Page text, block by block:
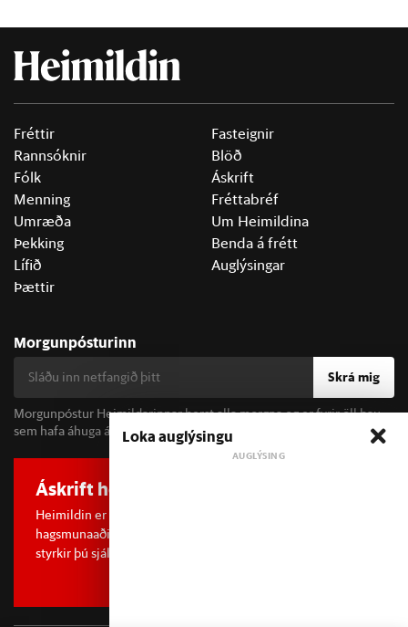
Fréttir
Rannsóknir
Fólk
Menning
Umræða
Þekking
Lífið
Þættir
Fasteignir
Blöð
Áskrift
Fréttabréf
Um Heimildina
Benda á frétt
Auglýsingar
Morgunpósturinn
Skrá mig
Morgunpóstur Heimildarinnar berst alla morgna og er fyrir öll þau
sem hafa áhuga á fréttum og þjóðfélagsumræðu.
Áskrift hefur áhrif
Heimildin er í dreifðu eignarhaldi og óháð
hagsmunaaðilum. Með því að kaupa áskrift að Heimildinni
styrkir þú sjálfstæða rannsóknarblaðamennsku.
Loka auglýsingu